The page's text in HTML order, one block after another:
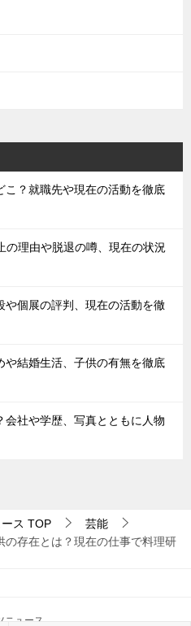
こ？就職先や現在の活動を徹底
の理由や脱退の噂、現在の状況
や個展の評判、現在の活動を徹
や結婚生活、子供の有無を徹底
社や学歴、写真とともに人物
ス TOP
芸能
の存在とは？現在の仕事で料理研
ニュース